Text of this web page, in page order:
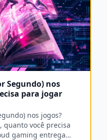
Segundo) nos
para jogar
nos jogos?
quanto você precisa
gaming entrega